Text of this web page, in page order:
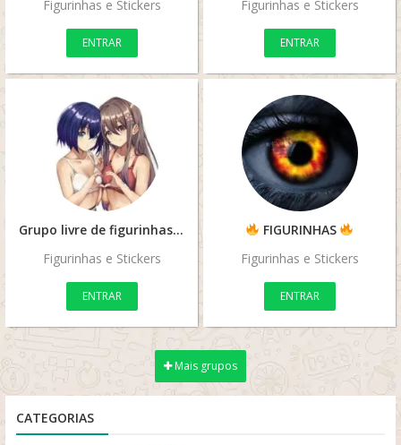
Figurinhas e Stickers
ENTRAR
Figurinhas e Stickers
ENTRAR
Grupo livre de figurinhas x2026
Figurinhas e Stickers
ENTRAR
FIGURINHAS
Figurinhas e Stickers
ENTRAR
Mais grupos
CATEGORIAS